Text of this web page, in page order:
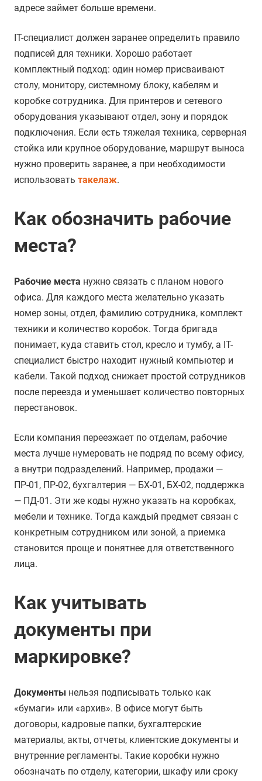
адресе займет больше времени.
IT-специалист должен заранее определить правило
подписей для техники. Хорошо работает
комплектный подход: один номер присваивают
столу, монитору, системному блоку, кабелям и
коробке сотрудника. Для принтеров и сетевого
оборудования указывают отдел, зону и порядок
подключения. Если есть тяжелая техника, серверная
стойка или крупное оборудование, маршрут выноса
нужно проверить заранее, а при необходимости
использовать такелаж.
Как обозначить рабочие
места?
Рабочие места нужно связать с планом нового
офиса. Для каждого места желательно указать
номер зоны, отдел, фамилию сотрудника, комплект
техники и количество коробок. Тогда бригада
понимает, куда ставить стол, кресло и тумбу, а IT-
специалист быстро находит нужный компьютер и
кабели. Такой подход снижает простой сотрудников
после переезда и уменьшает количество повторных
перестановок.
Если компания переезжает по отделам, рабочие
места лучше нумеровать не подряд по всему офису,
а внутри подразделений. Например, продажи —
ПР-01, ПР-02, бухгалтерия — БХ-01, БХ-02, поддержка
— ПД-01. Эти же коды нужно указать на коробках,
мебели и технике. Тогда каждый предмет связан с
конкретным сотрудником или зоной, а приемка
становится проще и понятнее для ответственного
лица.
Как учитывать
документы при
маркировке?
Документы нельзя подписывать только как
«бумаги» или «архив». В офисе могут быть
договоры, кадровые папки, бухгалтерские
материалы, акты, отчеты, клиентские документы и
внутренние регламенты. Такие коробки нужно
обозначать по отделу, категории, шкафу или сроку